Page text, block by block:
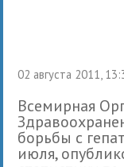
02 августа 2011,
Всемирная
борьбы с
июля,